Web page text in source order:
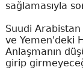
sağlamasıyla
Suudi
ve Yemen'deki
Anlaşmanın
girip